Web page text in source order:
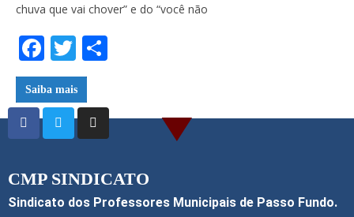
chuva que vai chover” e do “você não
F
ac
e
b
o
o
k
T
w
itt
er
ar
e
Saiba mais
CMP SINDICATO
Sindicato dos Professores Municipais de Passo Fundo.